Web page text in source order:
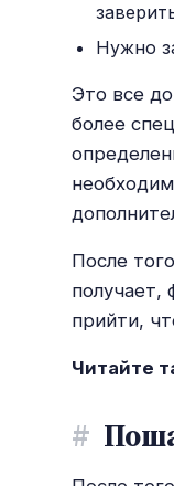
Нужно
Это все
более
После
получает,
прийти,
Читайте
#